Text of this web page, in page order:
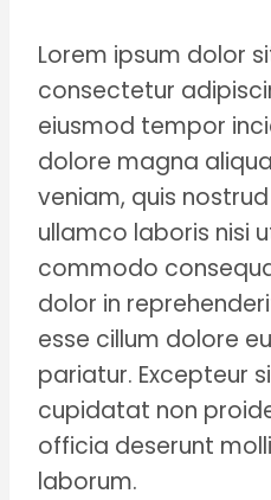
Lorem ipsum dolor
consectetur
eiusmod tempor
dolore magna
veniam, quis
ullamco laboris nisi
commodo
dolor in
esse cillum dolore
pariatur. Excepteur
cupidatat non
officia deserunt
laborum.